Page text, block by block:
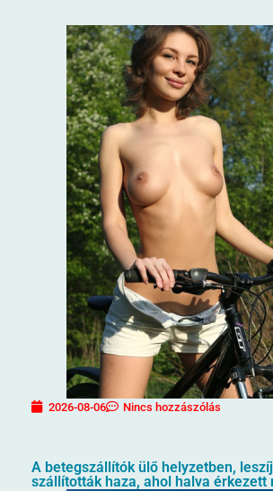
2026-08-06 Nincs hozzászólás
A betegszállítók ülő helyzetben,
szállították haza, ahol halva érkezett